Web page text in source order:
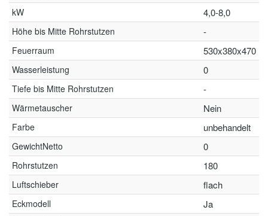
kW 4,0-8,0
Höhe bis Mitte Rohrstutzen -
Feuerraum 530x380x470
Wasserleistung 0
Tiefe bis Mitte Rohrstutzen -
Wärmetauscher Nein
Farbe unbehandelt
GewichtNetto 0
Rohrstutzen 180
Luftschieber flach
Eckmodell Ja